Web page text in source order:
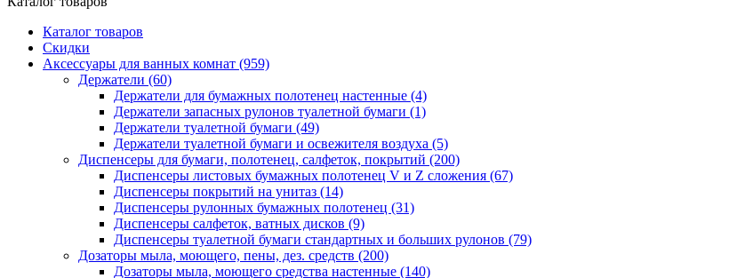
Каталог товаров
Скидки
Аксессуары для ванных комнат (959)
Держатели (60)
Держатели для бумажных полотенец настенные (4)
Держатели запасных рулонов туалетной бумаги (1)
Держатели туалетной бумаги (49)
Держатели туалетной бумаги и освежителя воздуха (5)
Диспенсеры для бумаги, полотенец, салфеток, покрытий (200)
Диспенсеры листовых бумажных полотенец V и Z сложения (67)
Диспенсеры покрытий на унитаз (14)
Диспенсеры рулонных бумажных полотенец (31)
Диспенсеры салфеток, ватных дисков (9)
Диспенсеры туалетной бумаги стандартных и больших рулонов (79)
Дозаторы мыла, моющего, пены, дез. средств (200)
Дозаторы мыла, моющего средства настенные (140)